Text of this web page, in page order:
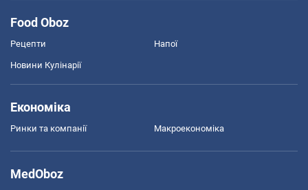
Food Oboz
Рецепти Напої
Новини Кулінарії
Економіка
Ринки та компанії Макроекономіка
MedOboz